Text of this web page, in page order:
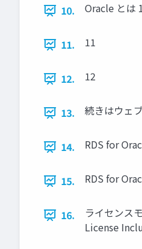
10. Oracle とは
11. 11
12. 12
13. 続きはウェ
14. RDS for
15. RDS for
16.
ライセンス
License